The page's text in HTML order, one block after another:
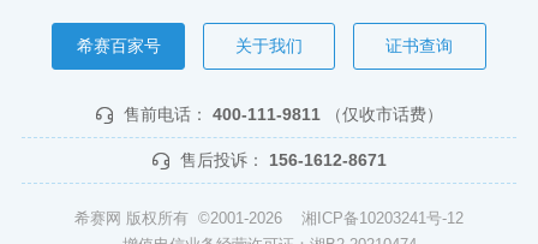
希赛百家号 关于我们 证书查询
售前电话： 400-111-9811 （仅收市话费）
售后投诉： 156-1612-8671
希赛网 版权所有 ©2001-2026 湘ICP备10203241号-12